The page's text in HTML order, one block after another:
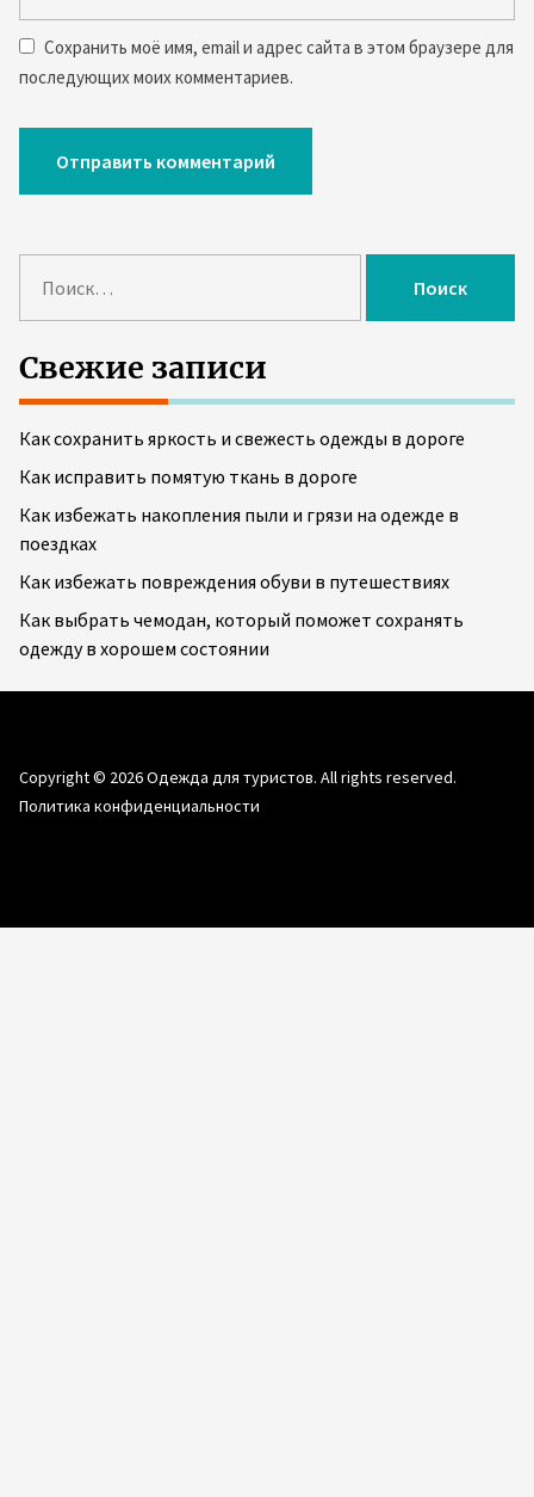
Сохранить моё имя, email и адрес сайта в этом браузере для
последующих моих комментариев.
й
т
и
:
Свежие записи
Как сохранить яркость и свежесть одежды в дороге
Как исправить помятую ткань в дороге
Как избежать накопления пыли и грязи на одежде в
поездках
Как избежать повреждения обуви в путешествиях
Как выбрать чемодан, который поможет сохранять
одежду в хорошем состоянии
Copyright © 2026Одежда для туристов. All rights reserved.
Политика конфиденциальности